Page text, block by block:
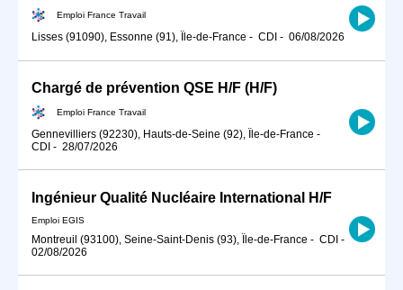
Emploi France Travail
Lisses (91090), Essonne (91), Île-de-France - CDI - 06/08/2026
Chargé de prévention QSE H/F (H/F)
Emploi France Travail
Gennevilliers (92230), Hauts-de-Seine (92), Île-de-France -
CDI - 28/07/2026
Ingénieur Qualité Nucléaire International H/F
Emploi EGIS
Montreuil (93100), Seine-Saint-Denis (93), Île-de-France - CDI -
02/08/2026